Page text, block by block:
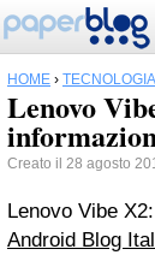
HOME › TECNOLOGIA
Lenovo
Creato il 28 agosto
Lenovo Vibe
Android Blog